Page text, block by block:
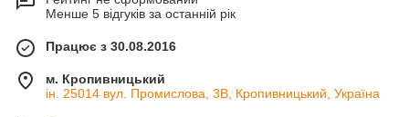
Менше 5 відгуків за останній рік
Працює з 30.08.2016
м. Кропивницький
ін. 25014 вул. Промислова, 3В, Кропивницький, Україна